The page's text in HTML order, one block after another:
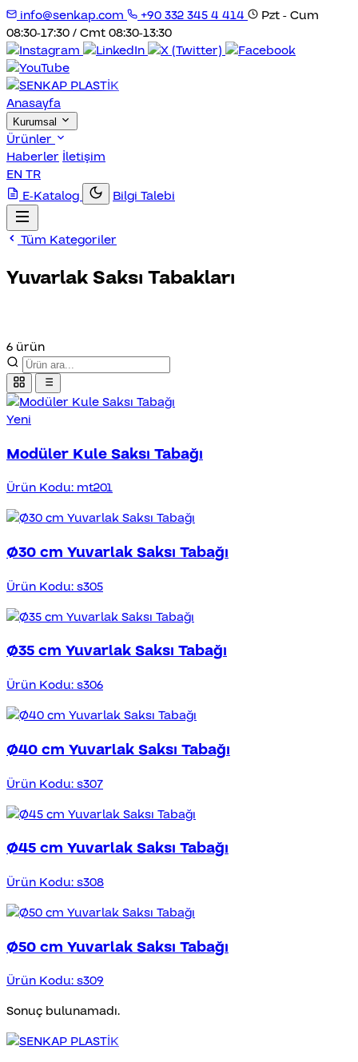
info@senkap.com +90 332 345 4 414
Pzt - Cum
08:30-17:30 / Cmt 08:30-13:30
Anasayfa
Kurumsal
Ürünler
Haberler İletişim
EN TR
E-Katalog
Bilgi Talebi
Tüm Kategoriler
Yuvarlak Saksı Tabakları
6 ürün
Yeni
Modüler Kule Saksı Tabağı
Ürün Kodu: mt201
Ø30 cm Yuvarlak Saksı Tabağı
Ürün Kodu: s305
Ø35 cm Yuvarlak Saksı Tabağı
Ürün Kodu: s306
Ø40 cm Yuvarlak Saksı Tabağı
Ürün Kodu: s307
Ø45 cm Yuvarlak Saksı Tabağı
Ürün Kodu: s308
Ø50 cm Yuvarlak Saksı Tabağı
Ürün Kodu: s309
Sonuç bulunamadı.